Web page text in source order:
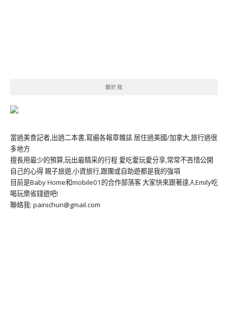
關於我
當過美食記者,出過二本書,寫遍各報章雜誌 居住過美國/加拿大,旅行過很
多地方
擅長用最少的預算,玩出最精采的行程 愛吃愛玩愛分享,常常不吝惜公開
自己的心得 親子旅遊,小資旅行,跟團或自助遊都是我的強項
目前是Baby Home和mobile01的合作部落客 大家快來跟著達人Emily吃
喝玩樂省錢遊吧!
聯絡我: painichun@gmail.com